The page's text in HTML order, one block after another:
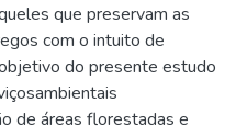
que preservam as
com o intuito de
do presente estudo
de áreas florestadas e